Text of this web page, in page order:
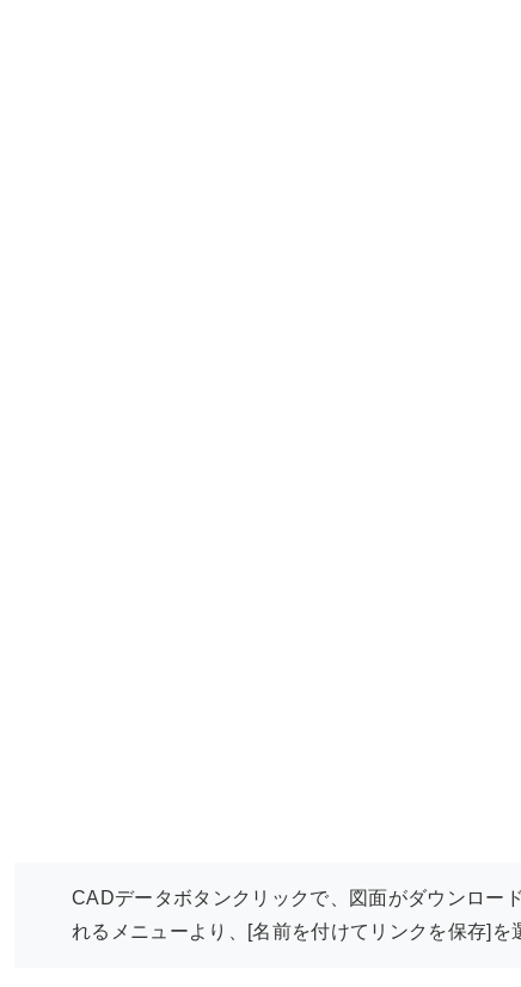
CADデータボタンクリックで、図面がダウンロー
れるメニューより、[名前を付けてリンクを保存]を